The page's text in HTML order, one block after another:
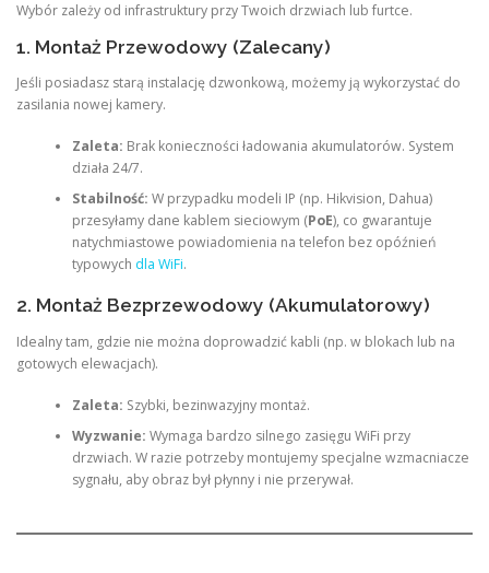
Wybór zależy od infrastruktury przy Twoich drzwiach lub furtce.
1. Montaż Przewodowy (Zalecany)
Jeśli posiadasz starą instalację dzwonkową, możemy ją wykorzystać do
zasilania nowej kamery.
Zaleta: Brak konieczności ładowania akumulatorów. System
działa 24/7.
Stabilność: W przypadku modeli IP (np. Hikvision, Dahua)
przesyłamy dane kablem sieciowym (PoE), co gwarantuje
natychmiastowe powiadomienia na telefon bez opóźnień
typowych dla WiFi.
2. Montaż Bezprzewodowy (Akumulatorowy)
Idealny tam, gdzie nie można doprowadzić kabli (np. w blokach lub na
gotowych elewacjach).
Zaleta: Szybki, bezinwazyjny montaż.
Wyzwanie: Wymaga bardzo silnego zasięgu WiFi przy
drzwiach. W razie potrzeby montujemy specjalne wzmacniacze
sygnału, aby obraz był płynny i nie przerywał.